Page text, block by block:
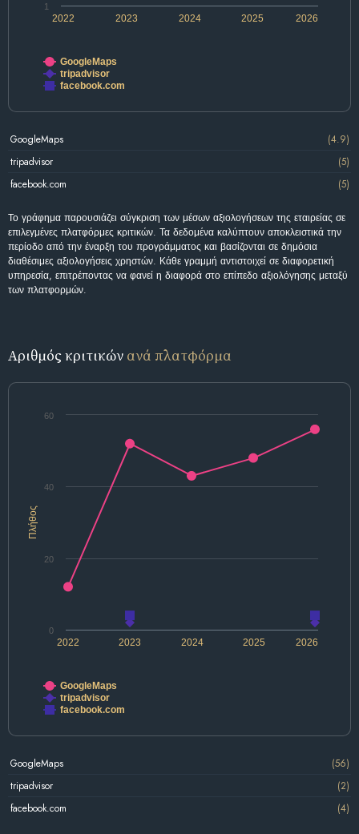
2022 2024 2026
2023 2025
1
GoogleMaps
tripadvisor
facebook.com
GoogleMaps
(4.9)
tripadvisor
(5)
facebook.com
(5)
Το γράφημα παρουσιάζει σύγκριση των μέσων αξιολογήσεων της εταιρείας σε
επιλεγμένες πλατφόρμες κριτικών. Τα δεδομένα καλύπτουν αποκλειστικά την
περίοδο από την έναρξη του προγράμματος και βασίζονται σε δημόσια
διαθέσιμες αξιολογήσεις χρηστών. Κάθε γραμμή αντιστοιχεί σε διαφορετική
υπηρεσία, επιτρέποντας να φανεί η διαφορά στο επίπεδο αξιολόγησης μεταξύ
των πλατφορμών.
Αριθμός κριτικών ανά πλατφόρμα
Πλήθος
2022 2024 2026
2023 2025
0
20
40
60
GoogleMaps
tripadvisor
facebook.com
GoogleMaps
(56)
tripadvisor
(2)
facebook.com
(4)